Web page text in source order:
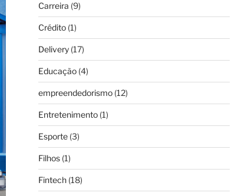
Carreira (9)
Crédito(1)
Delivery(17)
Educação(4)
empreendedorismo(12)
Entretenimento(1)
Esporte(3)
Filhos(1)
Fintech(18)